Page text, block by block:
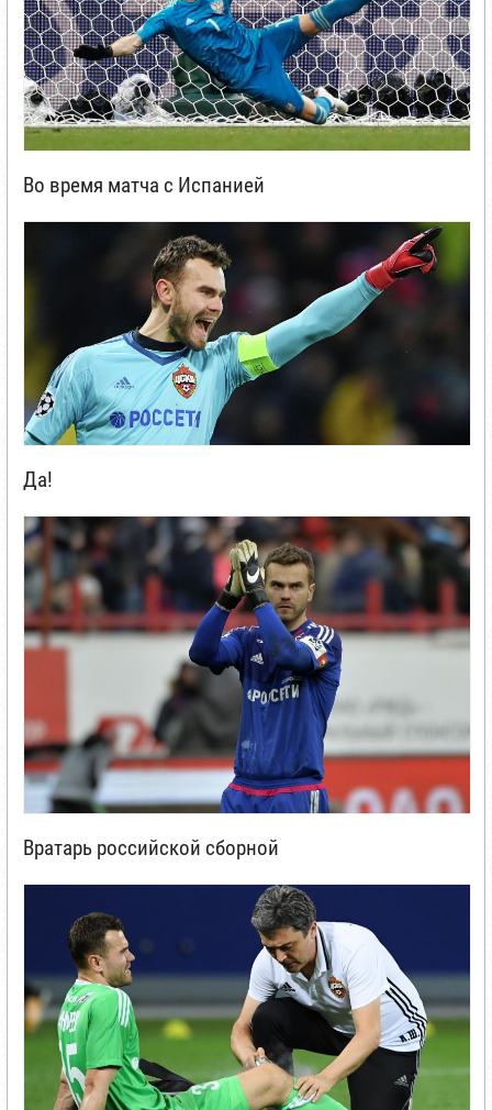
Во время матча с Испанией
Да!
Вратарь российской сборной